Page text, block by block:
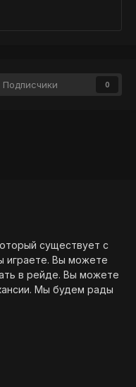
Подписчики 0
существует с
играете. Вы можете
в рейде. Вы можете
. Мы будем рады